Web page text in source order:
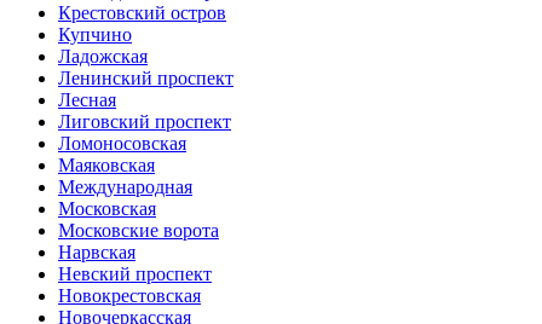
Крестовский остров
Купчино
Ладожская
Ленинский проспект
Лесная
Лиговский проспект
Ломоносовская
Маяковская
Международная
Московская
Московские ворота
Нарвская
Невский проспект
Новокрестовская
Новочеркасская